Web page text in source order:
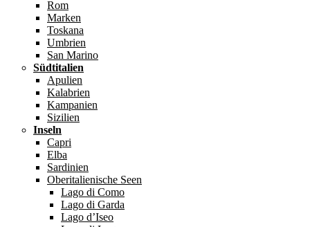
Rom
Marken
Toskana
Umbrien
San Marino
Südtitalien
Apulien
Kalabrien
Kampanien
Sizilien
Inseln
Capri
Elba
Sardinien
Oberitalienische Seen
Lago di Como
Lago di Garda
Lago d’Iseo